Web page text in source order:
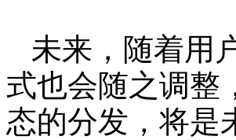
未来，随着用
式也会随之调整
态的分发，将是